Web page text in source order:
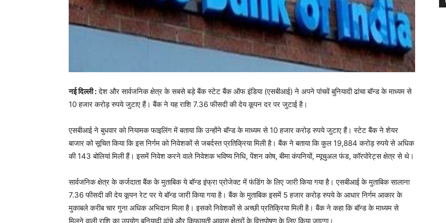
नई दिल्ली :देश और सार्वजनिक क्षेत्र के सबसे बड़े बैंक स्टेट बैंक ऑफ इंडिया (एसबीआई) ने अपने पांचवें बुनियादी ढांचा बॉन्ड के माध्यम से
10 हजार करोड़ रुपये जुटाए हैं। बैंक ने यह राशि 7.36 फीसदी की देय कूपन दर पर जुटाई है।
एसबीआई ने बुधवार को नियामक फाइलिंग में बताया कि उन्होंने बॉन्ड के माध्यम से 10 हजार करोड़ रुपये जुटाए हैं। स्टेट बैंक ने शेयर
बाजार को सूचित किया कि इस निर्गम को निवेशकों से जबर्दस्त प्रतिक्रिया मिली है। बैंक ने बताया कि कुल 19,884 करोड़ रुपये से अधिक
की 143 बोलियां मिली हैं। इसमें निवेश करने वाले निवेशक भविष्य निधि, पेंशन कोष, बीमा कंपनियों, म्यूचुअल फंड, कॉरपोरेट्स क्षेत्र से थे।
सार्वजनिक क्षेत्र के कर्जदाता बैंक के मुताबिक ये बॉन्ड इंफ्रा प्रोजेक्ट में फंडिंग के लिए जारी किया गया है। एसबीआई के मुताबिक सालाना
7.36 फीसदी की देय कूपन रेट पर ये बॉन्ड जारी किया गया है। बैंक के मुताबिक इसमें 5 हजार करोड़ रुपये के आधार निर्गम आकार के
मुकाबले करीब चार गुना अधिक अभिदान मिला है। इसको निवेशकों से अच्छी प्रतिक्रिया मिली है। बैंक ने कहा कि बॉन्ड के माध्यम से
मिलने वाली राशि का उपयोग बुनियादी ढांचे और किफायती आवास क्षेत्रों के वित्तपोषण के लिए किया जाएगा।